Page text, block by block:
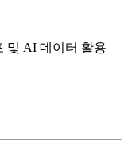
및 AI 데이터 활용